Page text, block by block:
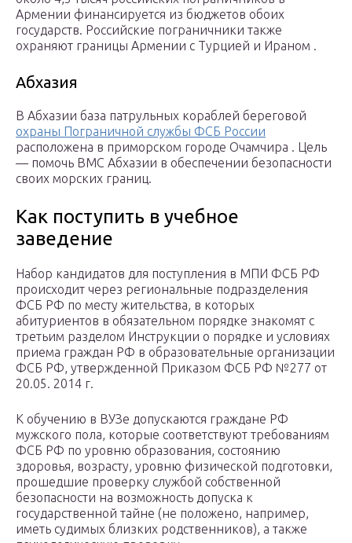
Армении финансируется из бюджетов обоих
государств. Российские пограничники также
охраняют границы Армении с Турцией и Ираном .
Абхазия
В Абхазии база патрульных кораблей береговой
охраны Пограничной службы ФСБ России
расположена в приморском городе Очамчира . Цель
— помочь ВМС Абхазии в обеспечении безопасности
своих морских границ.
Как поступить в учебное
заведение
Набор кандидатов для поступления в МПИ ФСБ РФ
происходит через региональные подразделения
ФСБ РФ по месту жительства, в которых
абитуриентов в обязательном порядке знакомят с
третьим разделом Инструкции о порядке и условиях
приема граждан РФ в образовательные организации
ФСБ РФ, утвержденной Приказом ФСБ РФ №277 от
20.05. 2014 г.
К обучению в ВУЗе допускаются граждане РФ
мужского пола, которые соответствуют требованиям
ФСБ РФ по уровню образования, состоянию
здоровья, возрасту, уровню физической подготовки,
прошедшие проверку службой собственной
безопасности на возможность допуска к
государственной тайне (не положено, например,
иметь судимых близких родственников), а также